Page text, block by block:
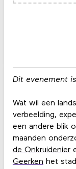
Dit evenement
Wat wil een
verbeelding,
een andere blik
maanden
de Onkruidenier
Geerken het